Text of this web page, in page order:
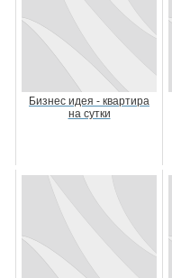
Бизнес идея - квартира
на сутки